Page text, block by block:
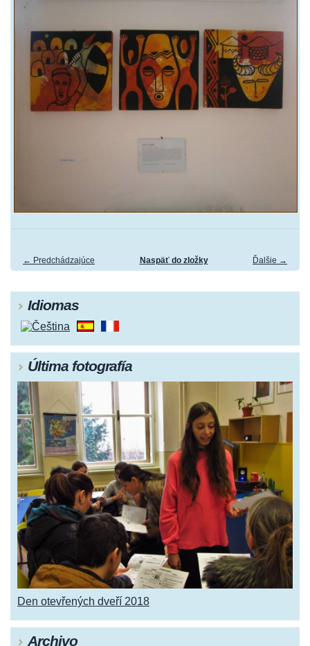
← Predchádzajúce Ďalšie →
Naspäť do zložky
Idiomas
Última fotografía
Den otevřených dveří 2018
Archivo